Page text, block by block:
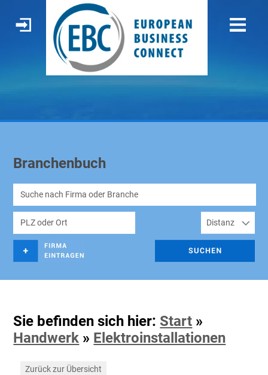
Branchenbuch
Sie befinden sich hier: Start »
Handwerk » Elektroinstallationen
Zurück zur Übersicht